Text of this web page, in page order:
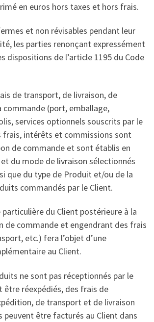
en euros hors taxes et hors frais.
et non révisables pendant leur
les parties renonçant expressément
dispositions de l’article 1195 du Code
de transport, de livraison, de
(port, emballage,
services optionnels souscrits par le
frais, intérêts et commissions sont
de commande et sont établis en
du mode de livraison sélectionnés
que du type de Produit et/ou de la
commandés par le Client.
du Client postérieure à la
de commande et engendrant des frais
etc.) fera l’objet d’une
au Client.
ne sont pas réceptionnés par le
être réexpédiés, des frais de
de transport et de livraison
peuvent être facturés au Client dans